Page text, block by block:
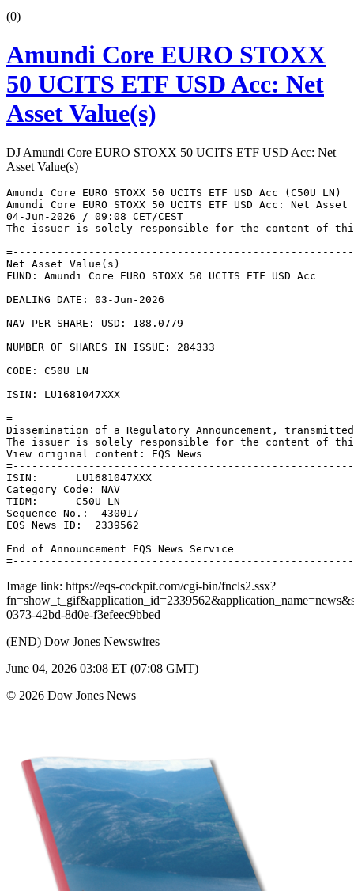
(0)
Amundi Core EURO STOXX
50 UCITS ETF USD Acc: Net
Asset Value(s)
DJ Amundi Core EURO STOXX 50 UCITS ETF USD Acc: Net
Asset Value(s)
Amundi Core EURO STOXX 50 UCITS ETF USD Acc (C50U LN)
Amundi Core EURO STOXX 50 UCITS ETF USD Acc: Net
04-Jun-2026 / 09:08 CET/CEST
The issuer is solely responsible for the content of
Net Asset Value(s)
FUND: Amundi Core EURO STOXX 50 UCITS ETF USD Acc
DEALING DATE: 03-Jun-2026
NAV PER SHARE: USD: 188.0779
NUMBER OF SHARES IN ISSUE: 284333
CODE: C50U LN
ISIN: LU1681047XXX
Dissemination of a Regulatory Announcement,
The issuer is solely responsible for the content of
View original content: EQS News
ISIN:      LU1681047XXX
Category Code: NAV
TIDM:      C50U LN
Sequence No.:  430017
EQS News ID:  2339562
End of Announcement EQS News Service
Image link: https://eqs-cockpit.com/cgi-bin/fncls2.ssx?
0373-42bd-8d0e-f3efeec9bbed
(END) Dow Jones Newswires
June 04, 2026 03:08 ET (07:08 GMT)
© 2026 Dow Jones News